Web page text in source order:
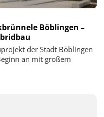
Böblingen –
der Stadt Böblingen
an mit großem